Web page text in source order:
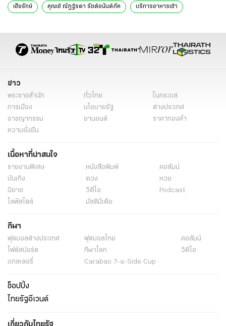
อิ่มคุ้มยุคประหยัด น้ำซุปสุดเข้มข้นที่ "แซ่บซี๊ด ก๋วยเตี๋ยว ร.เรือ" พิษณุโลก
แลนดิ้งไทยแล้ว IPPE KOPPE ร้านแกงกะหรี่ชื่อดังจากญี่ปุ่น เปิดสาขาแรก
ที่เซ็นทรัลเวิลด์
ใหม่ทุกวัน
ห้องอาหารสายรุ้ง ตำนานความอร่อยกาฬสินธุ์ เปิดหน้าร้านทางไลน์สู้โค
วิด-19 (คลิป)
ภัตตาคารรักษ์โภชนา
เฮียรักษ์ คุณเอ้ ณัฏฐ์รดา รัชต์อนันต์ภัค บริการอาหารเช้า
อาหารโต๊ะจีน ราคาข้าวกล่อง กระเพาะปลาน้ำแดง
เมนูไม่ซ้ำกัน
ราคาอาหารเริ่มต้น วัตถุดิบคุณภาพพรีเมียม เมนูไฮไลต์กระเพาะปลา
คุณเอ้ ณัฏฐ์รดา พิษณุโลก ข้าวกล่องราคาถูก
ข่าว
พระราชสำนัก ทั่วไทย
ในกระแส
อาชญากรรม
ความยั่งยืน
เนื้อหาที่น่าสนใจ